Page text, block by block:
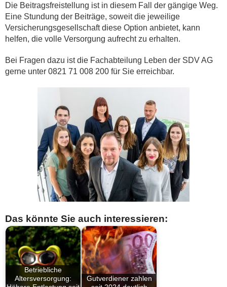
Die Beitragsfreistellung ist in diesem Fall der gängige Weg.
Eine Stundung der Beiträge, soweit die jeweilige
Versicherungsgesellschaft diese Option anbietet, kann
helfen, die volle Versorgung aufrecht zu erhalten.
Bei Fragen dazu ist die Fachabteilung Leben der SDV AG
gerne unter 0821 71 008 200 für Sie erreichbar.
Das könnte Sie auch interessieren:
Betriebliche
Altersversorgung:
Gutverdiener zahlen